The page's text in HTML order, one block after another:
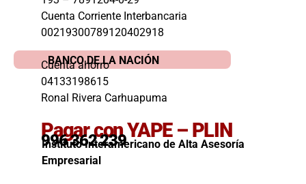
Cuenta Corriente Interbancaria
00219300789120402918
BANCO DE LA NACIÓN
Cuenta ahorro
04133198615
Ronal Rivera Carhuapuma
Pagar con YAPE – PLIN
996 362 239
Instituto Interamericano de Alta Asesoría
Empresarial